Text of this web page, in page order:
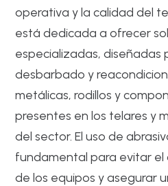
operativa y la calidad del
está dedicada a ofrecer
especializadas, diseñadas
desbarbado y
metálicas, rodillos y
presentes en los telares y
del sector. El uso de
fundamental para evitar
de los equipos y asegurar